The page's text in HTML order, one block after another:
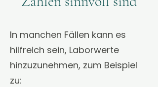
In manchen Fällen kann es
hilfreich sein, Laborwerte
hinzuzunehmen, zum Beispiel
zu: